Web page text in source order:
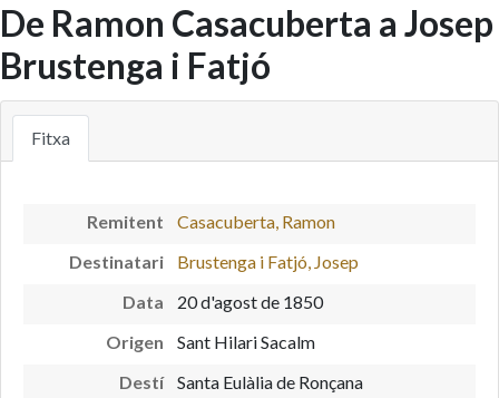
De Ramon Casacuberta a Josep
Brustenga i Fatjó
Fitxa
Remitent
Casacuberta, Ramon
Destinatari
Brustenga i Fatjó, Josep
Data
20 d'agost de 1850
Origen
Sant Hilari Sacalm
Destí
Santa Eulàlia de Ronçana